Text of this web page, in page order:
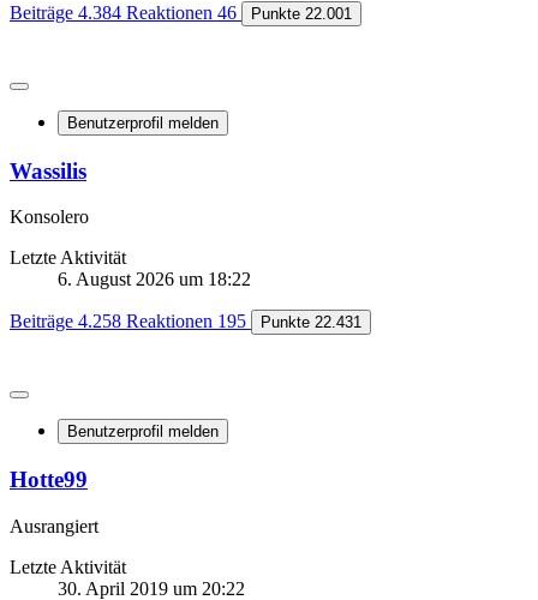
Beiträge 4.384 Reaktionen 46 Punkte 22.001
Benutzerprofil melden
Wassilis
Konsolero
Letzte Aktivität
6. August 2026 um 18:22
Beiträge 4.258 Reaktionen 195 Punkte 22.431
Benutzerprofil melden
Hotte99
Ausrangiert
Letzte Aktivität
30. April 2019 um 20:22